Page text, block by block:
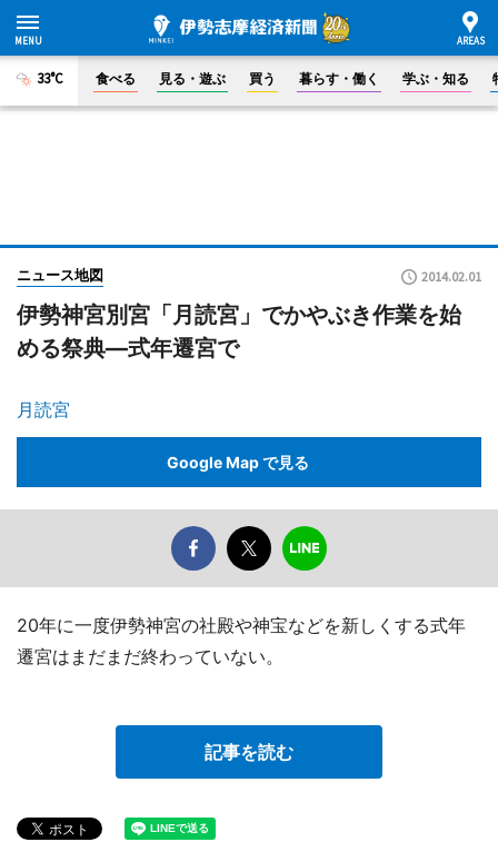
33°C 食べる 見る・遊ぶ 買う 暮らす・働く 学ぶ・知る
ニュース地図 2014.02.01
伊勢神宮別宮「月読宮」でかやぶき作業を始
める祭典―式年遷宮で
月読宮
Google Map で見る
20年に一度伊勢神宮の社殿や神宝などを新しくする式年
遷宮はまだまだ終わっていない。
記事を読む